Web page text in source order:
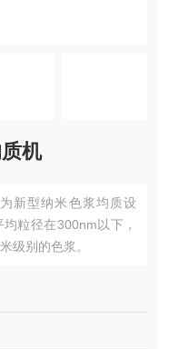
机
新型纳米色浆均质设
粒径在300nm以下，
级别的色浆。